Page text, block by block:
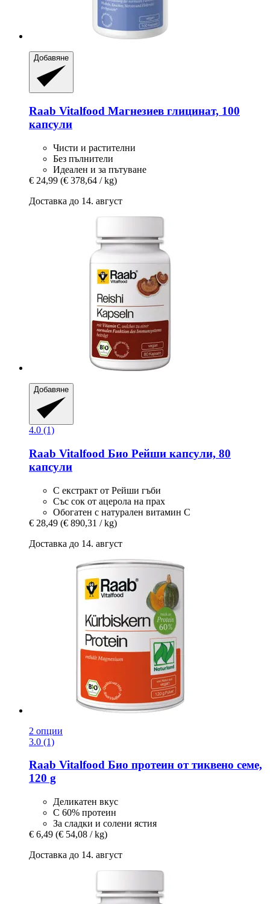
Добавяне
Raab Vitalfood Магнезиев глицинат, 100
капсули
Чисти и растителни
Без пълнители
Идеален и за пътуване
€ 24,99 (€ 378,64 / kg)
Доставка до 14. август
Добавяне
4.0 (1)
Raab Vitalfood Био Рейши капсули, 80
капсули
С екстракт от Рейши гъби
Със сок от ацерола на прах
Обогатен с натурален витамин С
€ 28,49 (€ 890,31 / kg)
Доставка до 14. август
2 опции
3.0 (1)
Raab Vitalfood Био протеин от тиквено семе,
120 g
Деликатен вкус
С 60% протеин
За сладки и солени ястия
€ 6,49 (€ 54,08 / kg)
Доставка до 14. август